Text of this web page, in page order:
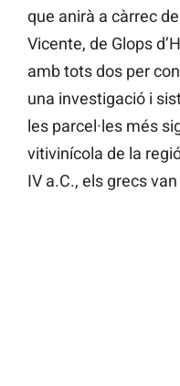
que anirà a càrrec
Vicente, de Glops
amb tots dos per
una investigació i
les parcel·les més
vitivinícola de la
IV a.C., els grecs